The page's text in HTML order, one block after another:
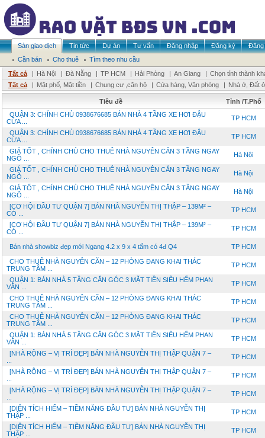
Sàn giao dịch Tin tức Dự án Tư vấn Đăng nhập Đăng ký
Đăng
Cần bán
Cho thuê
Tìm theo nhu cầu
Tất cả
| Hà Nội | Đà Nẵng | TP HCM | Hải Phòng | An Giang | Chọn tỉnh thành
Tất cả
| Mặt phố, Mặt tiền | Chung cư ,căn hộ | Cửa hàng, Văn phòng | Nhà ở, Đất ở
Tiêu đề
Tỉnh /T.Phố
QUẬN 3: CHÍNH CHỦ 0938676685 BÁN NHÀ 4 TẦNG XE HƠI ĐẬU
CỬA ...
TP HCM
QUẬN 3: CHÍNH CHỦ 0938676685 BÁN NHÀ 4 TẦNG XE HƠI ĐẬU
CỬA ...
TP HCM
GIÁ TỐT , CHÍNH CHỦ CHO THUÊ NHÀ NGUYÊN CĂN 3 TẦNG NGAY
NGÕ ...
Hà Nội
GIÁ TỐT , CHÍNH CHỦ CHO THUÊ NHÀ NGUYÊN CĂN 3 TẦNG NGAY
NGÕ ...
Hà Nội
GIÁ TỐT , CHÍNH CHỦ CHO THUÊ NHÀ NGUYÊN CĂN 3 TẦNG NGAY
NGÕ ...
Hà Nội
[CƠ HỘI ĐẦU TƯ QUẬN 7] BÁN NHÀ NGUYỄN THỊ THẬP – 139M² –
CÓ ...
TP HCM
[CƠ HỘI ĐẦU TƯ QUẬN 7] BÁN NHÀ NGUYỄN THỊ THẬP – 139M² –
CÓ ...
TP HCM
Bán nhà showbiz đẹp mới Ngang 4.2 x 9 x 4 tấm có 4đ Q4 TP HCM
CHO THUÊ NHÀ NGUYÊN CĂN – 12 PHÒNG ĐANG KHAI THÁC
TRUNG TÂM ...
TP HCM
QUẬN 1: BÁN NHÀ 5 TẦNG CĂN GÓC 3 MẶT TIỀN SIÊU HẾM PHAN
VĂN ...
TP HCM
CHO THUÊ NHÀ NGUYÊN CĂN – 12 PHÒNG ĐANG KHAI THÁC
TRUNG TÂM ...
TP HCM
CHO THUÊ NHÀ NGUYÊN CĂN – 12 PHÒNG ĐANG KHAI THÁC
TRUNG TÂM ...
TP HCM
QUẬN 1: BÁN NHÀ 5 TẦNG CĂN GÓC 3 MẶT TIỀN SIÊU HẾM PHAN
VĂN ...
TP HCM
[NHÀ RỘNG – VỊ TRÍ ĐẸP] BÁN NHÀ NGUYỄN THỊ THẬP QUẬN 7 –
TP HCM
[NHÀ RỘNG – VỊ TRÍ ĐẸP] BÁN NHÀ NGUYỄN THỊ THẬP QUẬN 7 –
TP HCM
[NHÀ RỘNG – VỊ TRÍ ĐẸP] BÁN NHÀ NGUYỄN THỊ THẬP QUẬN 7 –
TP HCM
[DIỆN TÍCH HIẾM – TIỀM NĂNG ĐẦU TƯ] BÁN NHÀ NGUYỄN THỊ
THẬP ...
TP HCM
[DIỆN TÍCH HIẾM – TIỀM NĂNG ĐẦU TƯ] BÁN NHÀ NGUYỄN THỊ
THẬP ...
TP HCM